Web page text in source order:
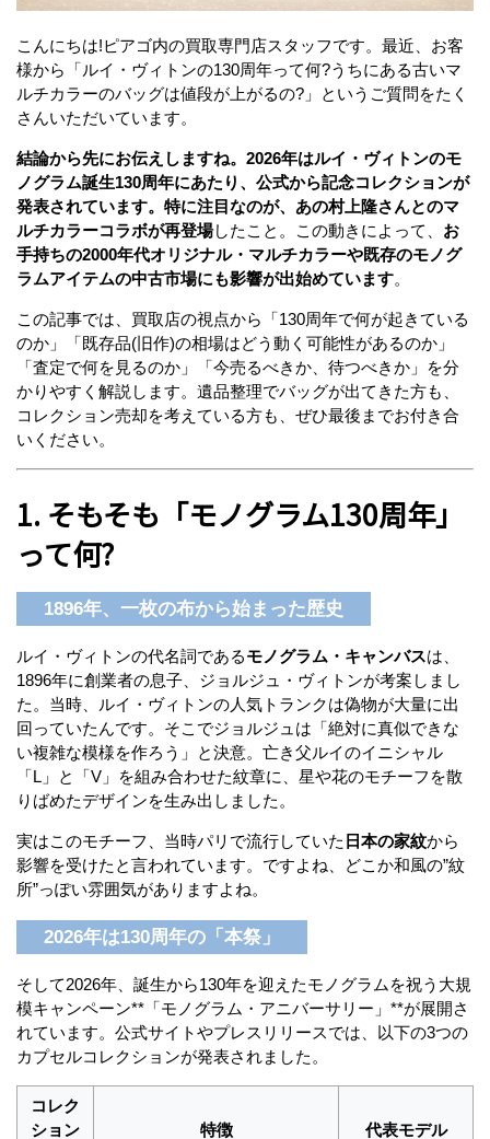
こんにちは!ピアゴ内の買取専門店スタッフです。最近、お客
様から「ルイ・ヴィトンの130周年って何?うちにある古いマ
ルチカラーのバッグは値段が上がるの?」というご質問をたく
さんいただいています。
結論から先にお伝えしますね。2026年はルイ・ヴィトンのモ
ノグラム誕生130周年にあたり、公式から記念コレクションが
発表されています。特に注目なのが、あの村上隆さんとのマ
ルチカラーコラボが再登場したこと。この動きによって、 お
手持ちの2000年代オリジナル・マルチカラーや既存のモノグ
ラムアイテムの中古市場にも影響が出始めています。
この記事では、買取店の視点から「130周年で何が起きている
のか」「既存品(旧作)の相場はどう動く可能性があるのか」
「査定で何を見るのか」「今売るべきか、待つべきか」を分
かりやすく解説します。遺品整理でバッグが出てきた方も、
コレクション売却を考えている方も、ぜひ最後までお付き合
いください。
1. そもそも「モノグラム130周年」
って何?
1896年、一枚の布から始まった歴史
ルイ・ヴィトンの代名詞であるモノグラム・キャンバスは、
1896年に創業者の息子、ジョルジュ・ヴィトンが考案しまし
た。当時、ルイ・ヴィトンの人気トランクは偽物が大量に出
回っていたんです。そこでジョルジュは「絶対に真似できな
い複雑な模様を作ろう」と決意。亡き父ルイのイニシャル
「L」と「V」を組み合わせた紋章に、星や花のモチーフを散
りばめたデザインを生み出しました。
実はこのモチーフ、当時パリで流行していた 日本の家紋から
影響を受けたと言われています。ですよね、どこか和風の”紋
所”っぽい雰囲気がありますよね。
2026年は130周年の「本祭」
そして2026年、誕生から130年を迎えたモノグラムを祝う大規
模キャンペーン**「モノグラム・アニバーサリー」**が展開さ
れています。公式サイトやプレスリリースでは、以下の3つの
カプセルコレクションが発表されました。
コレク
ション
特徴 代表モデル